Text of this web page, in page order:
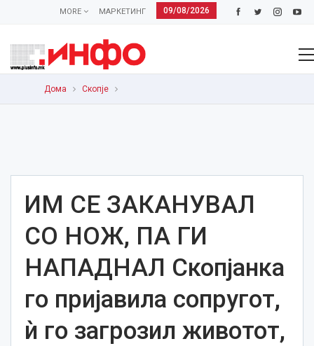
09/08/2026
МАРКЕТИНГ
MORE
Дома Скопје
ИМ СЕ ЗАКАНУВАЛ
СО НОЖ, ПА ГИ
НАПАДНАЛ Скопјанка
го пријавила сопругот,
ѝ го загрозил животот,